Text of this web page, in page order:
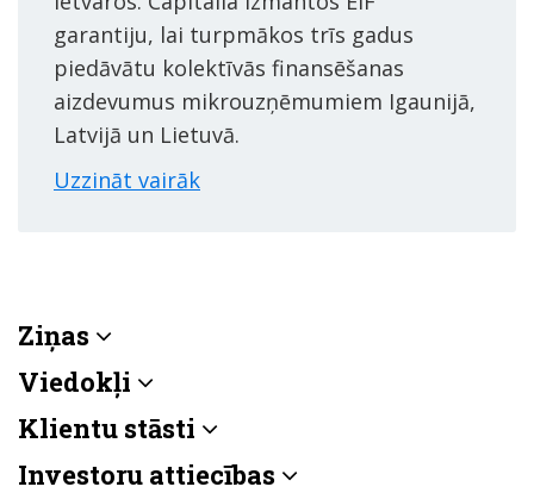
garantiju, lai turpmākos trīs gadus
piedāvātu kolektīvās finansēšanas
aizdevumus mikrouzņēmumiem Igaunijā,
Latvijā un Lietuvā.
Uzzināt vairāk
Ziņas
Viedokļi
Klientu stāsti
Investoru attiecības